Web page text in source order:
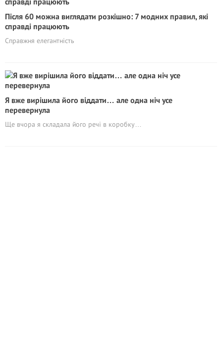
Після 60 можна виглядати розкішно: 7 модних правил, які
справді працюють
Справжня елегантність
Я вже вирішила його віддати… але одна ніч усе
перевернула
Ще вчора я складала його речі в коробку…